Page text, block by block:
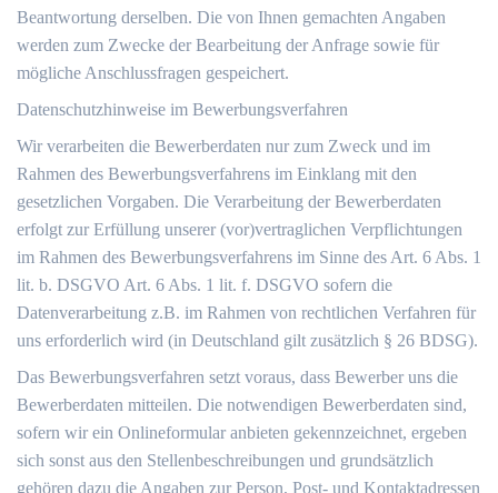
Beantwortung derselben. Die von Ihnen gemachten Angaben
werden zum Zwecke der Bearbeitung der Anfrage sowie für
mögliche Anschlussfragen gespeichert.
Datenschutzhinweise im Bewerbungsverfahren
Wir verarbeiten die Bewerberdaten nur zum Zweck und im
Rahmen des Bewerbungsverfahrens im Einklang mit den
gesetzlichen Vorgaben. Die Verarbeitung der Bewerberdaten
erfolgt zur Erfüllung unserer (vor)vertraglichen Verpflichtungen
im Rahmen des Bewerbungsverfahrens im Sinne des Art. 6 Abs. 1
lit. b. DSGVO Art. 6 Abs. 1 lit. f. DSGVO sofern die
Datenverarbeitung z.B. im Rahmen von rechtlichen Verfahren für
uns erforderlich wird (in Deutschland gilt zusätzlich § 26 BDSG).
Das Bewerbungsverfahren setzt voraus, dass Bewerber uns die
Bewerberdaten mitteilen. Die notwendigen Bewerberdaten sind,
sofern wir ein Onlineformular anbieten gekennzeichnet, ergeben
sich sonst aus den Stellenbeschreibungen und grundsätzlich
gehören dazu die Angaben zur Person, Post- und Kontaktadressen